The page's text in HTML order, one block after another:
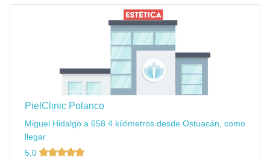
PielClinic Polanco
Miguel Hidalgo a 658.4 kilómetros desde Ostuacán, como
llegar
5,0